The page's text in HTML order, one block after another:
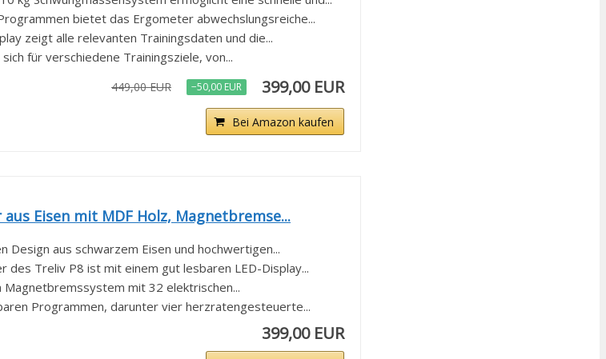
bietet das Ergometer abwechslungsreiche...
zeigt alle relevanten Trainingsdaten und die...
für verschiedene Trainingsziele, von...
449,00 EUR −50,00 EUR 399,00 EUR
Bei Amazon kaufen
Eisen mit MDF Holz, Magnetbremse...
Design aus schwarzem Eisen und hochwertigen...
Treliv P8 ist mit einem gut lesbaren LED-Display...
Magnetbremssystem mit 32 elektrischen...
Programmen, darunter vier herzratengesteuerte...
399,00 EUR